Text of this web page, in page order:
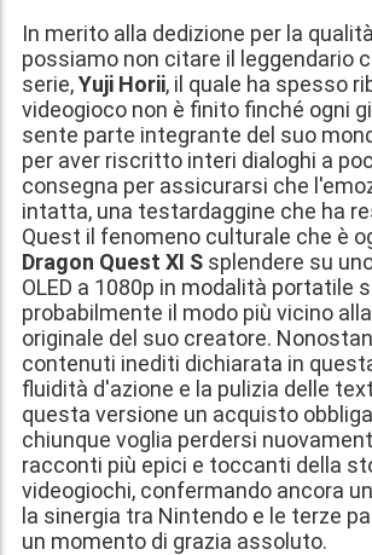
In merito alla dedizione per la
possiamo non citare il leggendario
serie,Yuji Horii, il quale ha spesso
videogioco non è finito finché ogni
sente parte integrante del suo
per aver riscritto interi dialoghi a
consegna per assicurarsi che
intatta, una testardaggine che ha
Quest il fenomeno culturale che è
Dragon Quest XI S splendere su
OLED a 1080p in modalità portatile
probabilmente il modo più vicino
originale del suo creatore.
contenuti inediti dichiarata in
fluidità d'azione e la pulizia delle
questa versione un acquisto
chiunque voglia perdersi
racconti più epici e toccanti della
videogiochi, confermando ancora
la sinergia tra Nintendo e le terze
un momento di grazia assoluto.